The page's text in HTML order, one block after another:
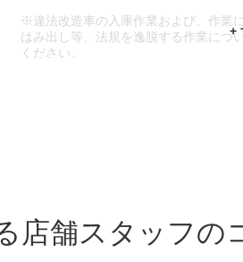
※違法改造車の入庫作業および、作業
はみ出し等、法規を逸脱する作業につ
ください。
店舗スタッフの